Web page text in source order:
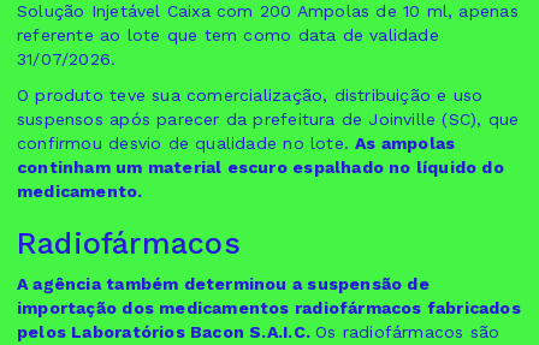
Solução Injetável Caixa com 200 Ampolas de 10 ml, apenas
referente ao lote que tem como data de validade
31/07/2026.
O produto teve sua comercialização, distribuição e uso
suspensos após parecer da prefeitura de Joinville (SC), que
confirmou desvio de qualidade no lote.As ampolas
continham um material escuro espalhado no líquido do
medicamento.
Radiofármacos
A agência também determinou a suspensão de
importação dos medicamentos radiofármacos fabricados
pelos Laboratórios Bacon S.A.I.C.Os radiofármacos são